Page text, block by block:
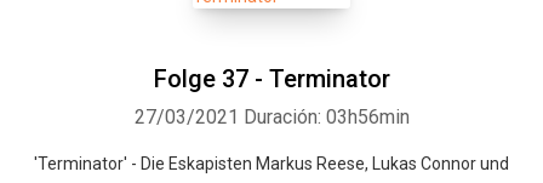
Folge 37 - Terminator
27/03/2021 Duración: 03h56min
'Terminator' - Die Eskapisten Markus Reese, Lukas Connor und